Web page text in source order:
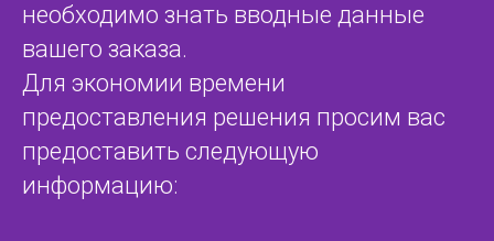
необходимо знать вводные данные
вашего заказа.
Для экономии времени
предоставления решения просим вас
предоставить следующую
информацию: